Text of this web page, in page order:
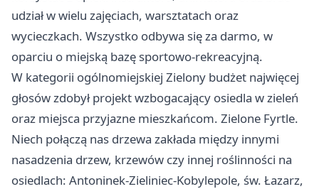
udział w wielu zajęciach, warsztatach oraz
wycieczkach. Wszystko odbywa się za darmo, w
oparciu o miejską bazę sportowo-rekreacyjną.
W kategorii ogólnomiejskiej Zielony budżet najwięcej
głosów zdobył projekt wzbogacający osiedla w zieleń
oraz miejsca przyjazne mieszkańcom. Zielone Fyrtle.
Niech połączą nas drzewa zakłada między innymi
nasadzenia drzew, krzewów czy innej roślinności na
osiedlach: Antoninek-Zieliniec-Kobylepole, św. Łazarz,